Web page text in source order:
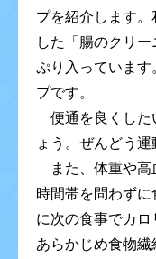
プを紹介します
した「腸のクリ
ぷり入っていま
プです。
便通を良くした
ょう。ぜんどう運
また、体重や高
時間帯を問わずに
に次の食事でカロ
あらかじめ食物